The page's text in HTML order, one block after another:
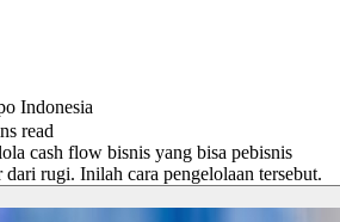
Indonesia
read
cash flow bisnis yang bisa pebisnis
rugi. Inilah cara pengelolaan tersebut.